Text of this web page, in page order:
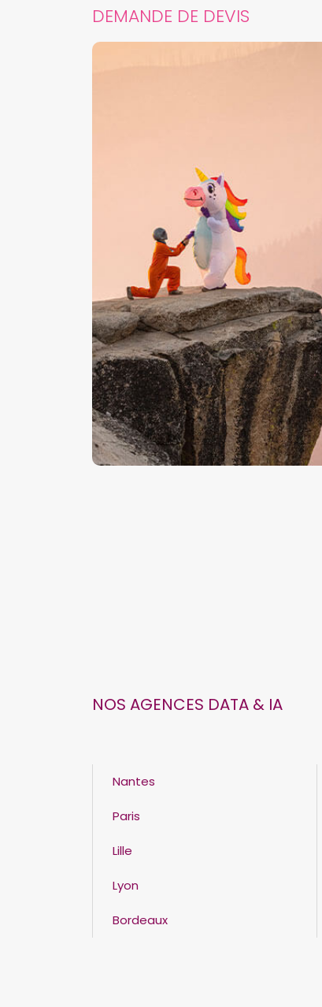
DEMANDE DE DEVIS
NOS AGENCES DATA & IA
Nantes
Paris
Lille
Lyon
Bordeaux